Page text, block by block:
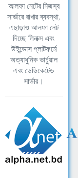
আলফা নেটের নিজস্ব
সার্ভারে রাখার ব্যবস্থা,
এছাড়াও আলফা নেট
দিচ্ছে লিনাক্স এবং
উইন্ডোস প্লাটফর্মে
অত্যাধুনিক ভার্চুয়াল
এবং ডেডিকেটেড
সার্ভার।